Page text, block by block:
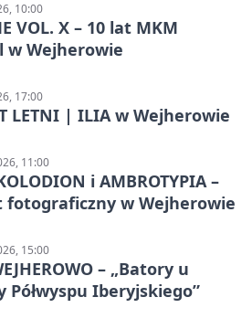
10:00
VOL. X – 10 lat MKM
w Wejherowie
17:00
LETNI | ILIA w Wejherowie
11:00
i AMBROTYPIA –
fotograficzny w Wejherowie
15:00
– „Batory u
Półwyspu Iberyjskiego”